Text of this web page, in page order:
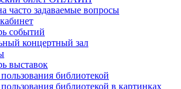
часто задаваемые вопросы
событий
концертный зал
выставок
библиотекой
библиотекой в картинках